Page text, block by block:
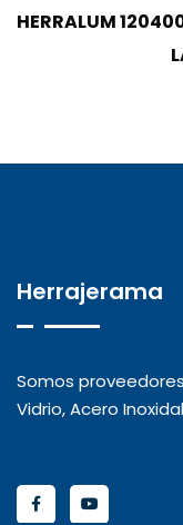
HERRALUM
Herrajerama
Somos
Vidrio, Acero